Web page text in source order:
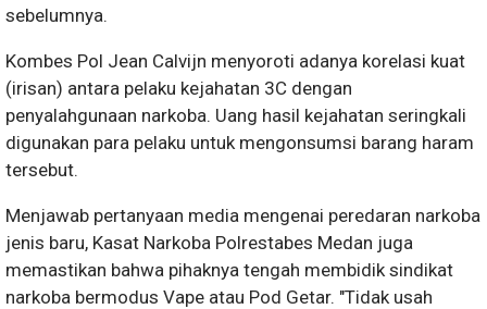
sebelumnya.
​Kombes Pol Jean Calvijn menyoroti adanya korelasi kuat
(irisan) antara pelaku kejahatan 3C dengan
penyalahgunaan narkoba. Uang hasil kejahatan seringkali
digunakan para pelaku untuk mengonsumsi barang haram
tersebut.
​Menjawab pertanyaan media mengenai peredaran narkoba
jenis baru, Kasat Narkoba Polrestabes Medan juga
memastikan bahwa pihaknya tengah membidik sindikat
narkoba bermodus Vape atau Pod Getar. "Tidak usah